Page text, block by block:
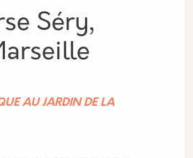
Séry,
AU JARDIN DE LA